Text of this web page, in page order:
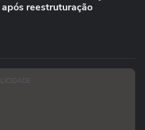
reestruturação